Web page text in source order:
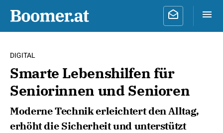
DIGITAL
Smarte Lebenshilfen für
Seniorinnen und Senioren
Moderne Technik erleichtert den Alltag,
erhöht die Sicherheit und unterstützt